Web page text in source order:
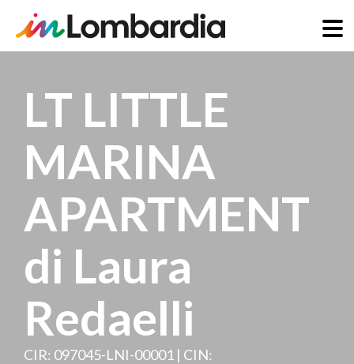
contenuto
principale
LT LITTLE
MARINA
APARTMENT
di Laura
Redaelli
CIR: 097045-LNI-00001 | CIN: